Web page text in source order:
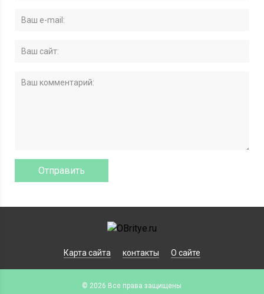
Карта сайта контакты О сайте
© 2026 Все права защищены